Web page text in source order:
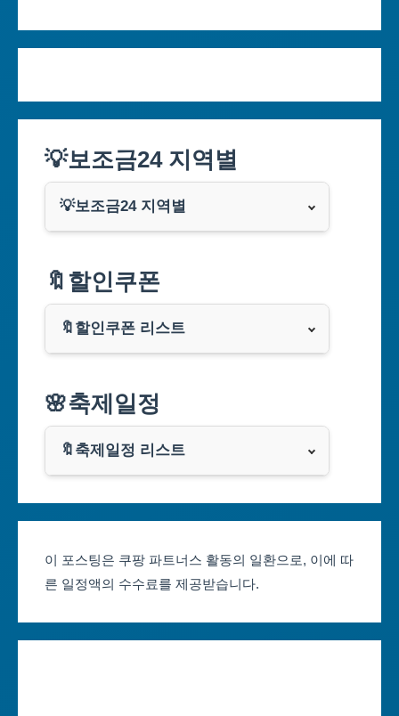
💡보조금24 지역별
💡보조금24 지역별
부산광역시
대구광역시
인천광역시
광주광역시
대전광역시
🔖할인쿠폰
🔖할인쿠폰 리스트
쿠팡
클룩
🌸축제일정
🔖축제일정 리스트
대구축제 일정
인천축제 일정
이 포스팅은 쿠팡 파트너스 활동의 일환으로, 이에 따
른 일정액의 수수료를 제공받습니다.